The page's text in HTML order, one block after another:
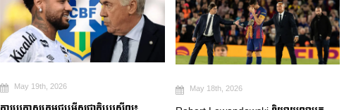
May 19th, 2026 May 18th, 2026